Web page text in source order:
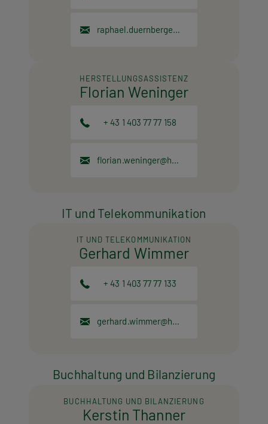
raphael.duernberger@hpt.at
HERSTELLUNGSASSISTENZ
Florian Weninger
+ 43 1 403 77 77 158
florian.weninger@hpt.at
IT und Telekommunikation
IT UND TELEKOMMUNIKATION
Gerhard Wimmer
+ 43 1 403 77 77 133
gerhard.wimmer@hpt.at
Buchhaltung und Bilanzierung
BUCHHALTUNG UND BILANZIERUNG
Kerstin Thanner